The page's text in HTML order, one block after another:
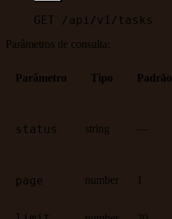
GET /api/v1/tasks
Parâmetros de consulta:
Parâmetro Tipo Padrão
status string —
page number 1